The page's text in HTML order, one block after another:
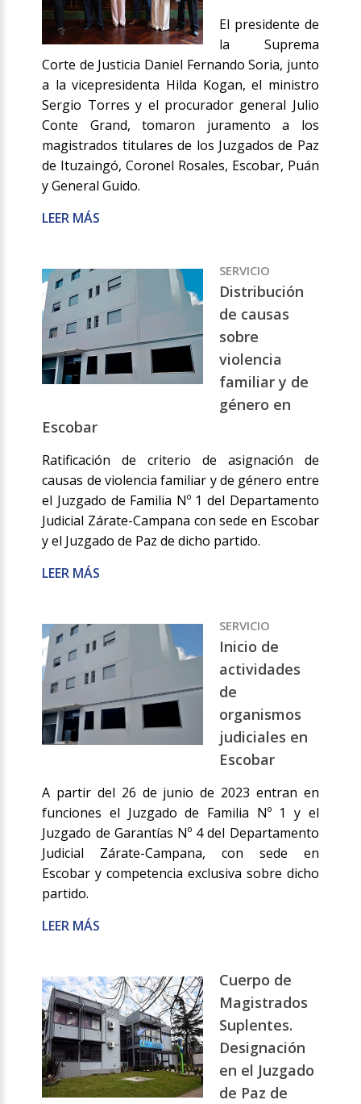
El presidente de
la Suprema
Corte de Justicia Daniel Fernando Soria, junto
a la vicepresidenta Hilda Kogan, el ministro
Sergio Torres y el procurador general Julio
Conte Grand, tomaron juramento a los
magistrados titulares de los Juzgados de Paz
de Ituzaingó, Coronel Rosales, Escobar, Puán
y General Guido.
LEER MÁS
SERVICIO
Distribución
de causas
sobre
violencia
familiar y de
género en
Escobar
Ratificación de criterio de asignación de
causas de violencia familiar y de género entre
el Juzgado de Familia Nº 1 del Departamento
Judicial Zárate-Campana con sede en Escobar
y el Juzgado de Paz de dicho partido.
LEER MÁS
SERVICIO
Inicio de
actividades
de
organismos
judiciales en
Escobar
A partir del 26 de junio de 2023 entran en
funciones el Juzgado de Familia Nº 1 y el
Juzgado de Garantías Nº 4 del Departamento
Judicial Zárate-Campana, con sede en
Escobar y competencia exclusiva sobre dicho
partido.
LEER MÁS
Cuerpo de
Magistrados
Suplentes.
Designación
en el Juzgado
de Paz de